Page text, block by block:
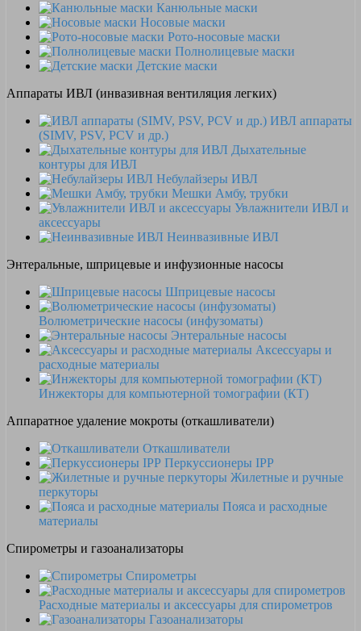
Канюльные маски
Носовые маски
Рото-носовые маски
Полнолицевые маски
Детские маски
Аппараты ИВЛ (инвазивная вентиляция легких)
ИВЛ аппараты
(SIMV, PSV, PCV и др.)
Дыхательные
контуры для ИВЛ
Небулайзеры ИВЛ
Мешки Амбу, трубки
Увлажнители ИВЛ и
аксессуары
Неинвазивные ИВЛ
Энтеральные, шприцевые и инфузионные насосы
Шприцевые насосы
Волюметрические насосы (инфузоматы)
Энтеральные насосы
Аксессуары и
расходные материалы
Инжекторы для компьютерной томографии (КТ)
Аппаратное удаление мокроты (откашливатели)
Откашливатели
Перкуссионеры IPP
Жилетные и ручные
перкуторы
Пояса и расходные
материалы
Спирометры и газоанализаторы
Спирометры
Расходные материалы и аксессуары для спирометров
Газоанализаторы